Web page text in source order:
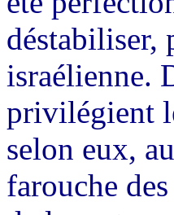
déstabiliser,
israélienne.
privilégient
selon eux,
farouche